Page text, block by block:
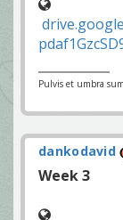
Pulvis et umbra
dankodavid
Week 3